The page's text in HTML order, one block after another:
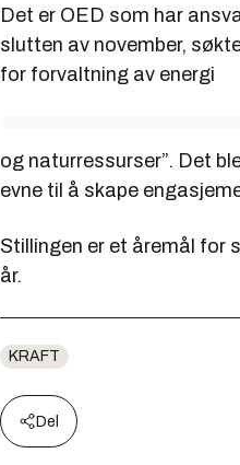
Det er OED som har
slutten av november,
for forvaltning av energi
og naturressurser”. Det
evne til å skape
Stillingen er et åremål for
år.
KRAFT
Del